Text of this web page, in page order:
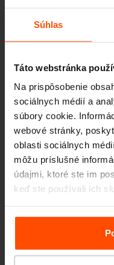
Súhlas
Táto webstránka
Na prispôsobenie
sociálnych médií a
súbory cookie.
webové stránky,
oblasti sociálnych
môžu príslušné
údajmi, ktoré ste im
keď ste používali ich
Viac informácií
školských
stanú súčasťou
Táto rada je
mobiliára, čo nám
slúžiaceho ako
osvetlenie pre
bezpečnosť
elektrickej siete,
solárne panely s
inštaláciu na
káblov.